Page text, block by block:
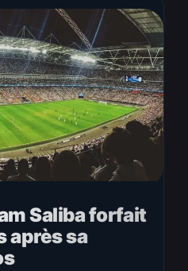
Saliba forfait
après sa